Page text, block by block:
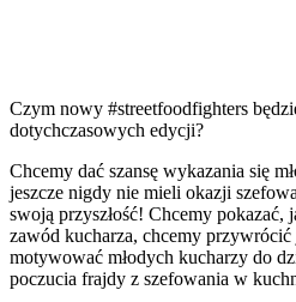
Czym nowy #streetfoodfighters
dotychczasowych edycji?
Chcemy dać szansę wykazania się
jeszcze nigdy nie mieli okazji
swoją przyszłość! Chcemy pokazać,
zawód kucharza, chcemy
motywować młodych kucharzy do
poczucia frajdy z szefowania w